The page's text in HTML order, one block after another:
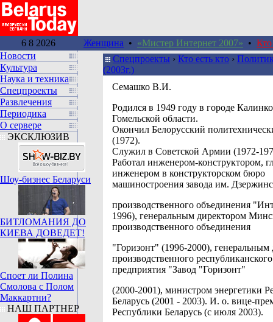
6 8 2026 Женщина • «Мистер Интернет 2007» • Кто
Новости
Культура
Наука и техника
Спецпроекты
Развлечения
Периодика
О сервере
ЭКСКЛЮЗИВ
Шоу-бизнес Беларуси
БИТЛОМАНИЯ ДО
КИЕВА ДОВЕДЕТ!
Споет ли Полина
Смолова с Полом
Маккартни?
НАШ ПАРТНЕР
Спецпроекты › Кто есть кто ›
(2003г.)
Семашко В.И.
Родился в 1949 году в городе
Гомельской области.
Окончил Белорусский
(1972).
Служил в Советской Армии (1972-
Работал инженером-конструктором,
инженером в конструкторском бюро
машиностроения завода им.
производственного объединения
1996), генеральным директором
производственного объединения
"Горизонт" (1996-2000), генеральным
производственного
предприятия "Завод "Горизонт"
(2000-2001), министром энергетики
Беларусь (2001 - 2003). И. о. вице-
Республики Беларусь (с июля 2003).